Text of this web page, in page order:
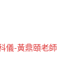
儀-黃鼎頤老師